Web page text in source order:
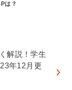
は？
解説！学生
年12月更